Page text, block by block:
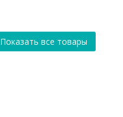
Показать все товары